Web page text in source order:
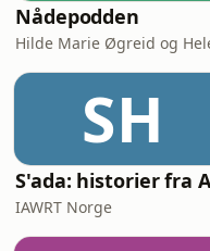
Nådepodden
SH
IAWRT Norge